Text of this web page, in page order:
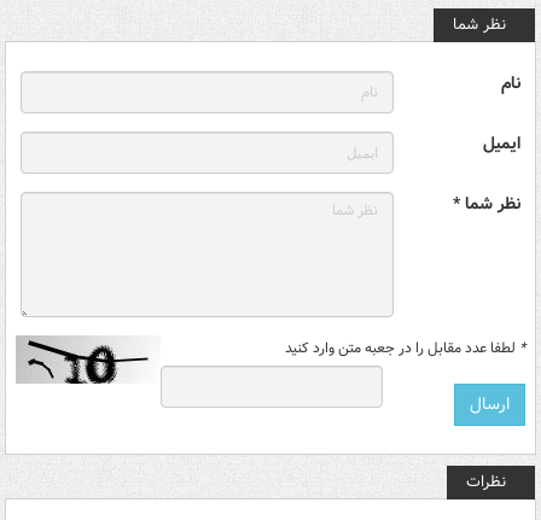
نظر شما
نام
ایمیل
نظر شما *
* لطفا عدد مقابل را در جعبه متن وارد کنید
نظرات